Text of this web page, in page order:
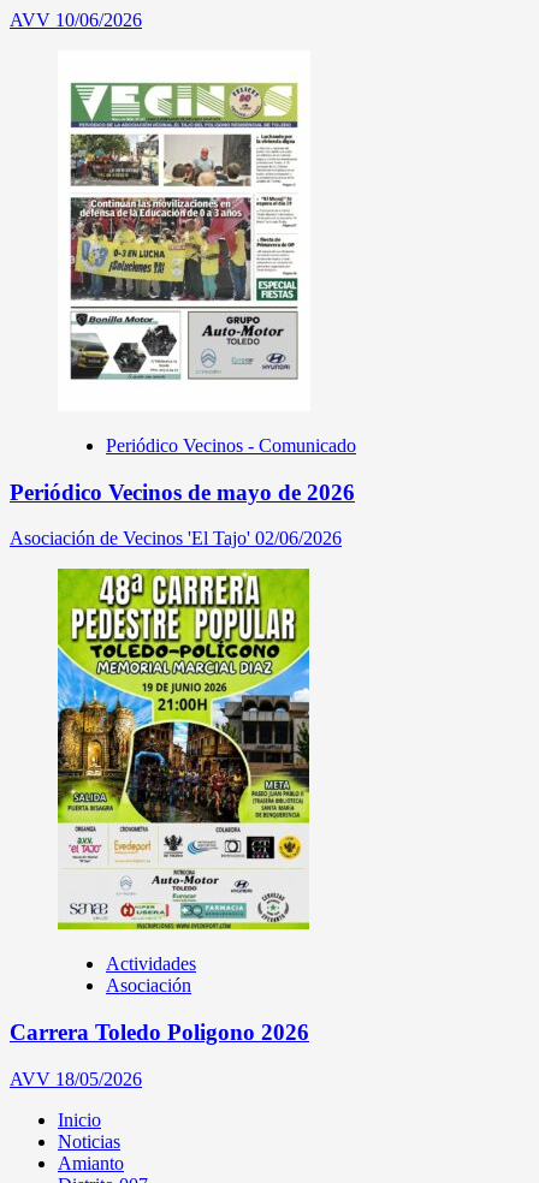
AVV 10/06/2026
Periódico Vecinos - Comunicado
Periódico Vecinos de mayo de 2026
Asociación de Vecinos 'El Tajo' 02/06/2026
Actividades
Asociación
Carrera Toledo Poligono 2026
AVV 18/05/2026
Inicio
Noticias
Amianto